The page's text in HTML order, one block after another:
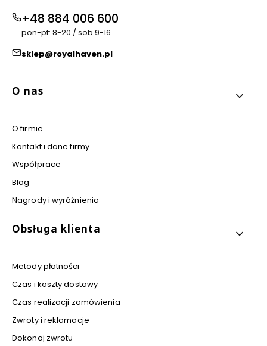
+48 884 006 600
pon-pt: 8-20 / sob 9-16
sklep@royalhaven.pl
Linki w stopce
O nas
O firmie
Kontakt i dane firmy
Współprace
Blog
Nagrody i wyróżnienia
Obsługa klienta
Metody płatności
Czas i koszty dostawy
Czas realizacji zamówienia
Zwroty i reklamacje
Dokonaj zwrotu